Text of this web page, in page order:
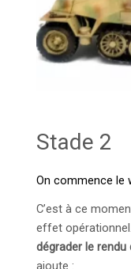
Stade 2
On commence le
C’est à ce
effet
dégrader le
ajoute :